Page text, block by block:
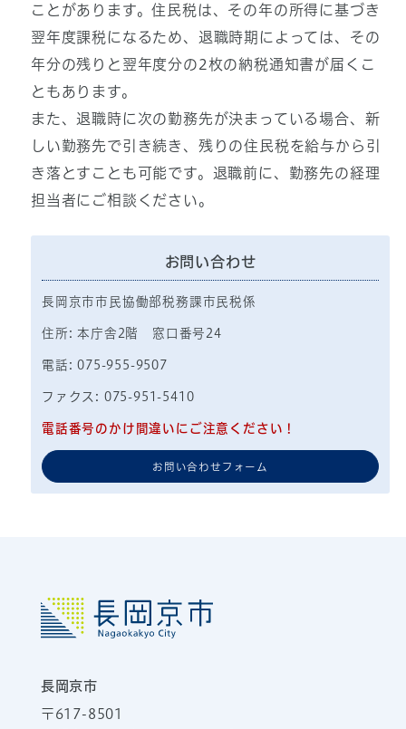
ことがあります。住民税は、その年の所得に基づき
翌年度課税になるため、退職時期によっては、その
年分の残りと翌年度分の2枚の納税通知書が届くこ
ともあります。
また、退職時に次の勤務先が決まっている場合、新
しい勤務先で引き続き、残りの住民税を給与から引
き落とすことも可能です。退職前に、勤務先の経理
担当者にご相談ください。
お問い合わせ
長岡京市市民協働部税務課市民税係
住所: 本庁舎2階 窓口番号24
電話: 075-955-9507
ファクス: 075-951-5410
電話番号のかけ間違いにご注意ください！
お問い合わせフォーム
長岡京市
〒617-8501